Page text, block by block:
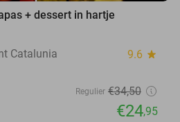
+ dessert in hartje
Catalunia
9.6 star
Regulier €34,50
€24,95